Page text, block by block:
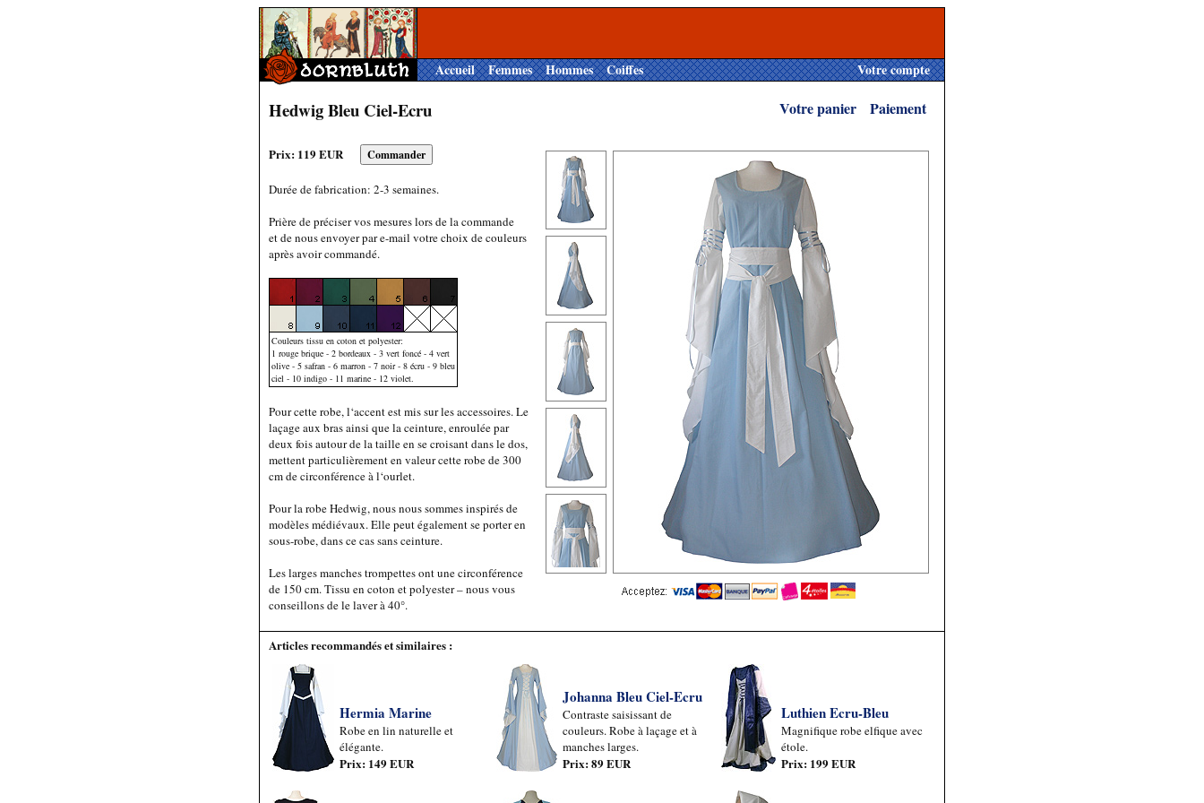
Accueil Femmes Hommes Coiffes Votre compte
Hedwig Bleu Ciel-Ecru Votre panier Paiement
Prix: 119 EUR
Durée de fabrication: 2-3 semaines.
Prière de préciser vos mesures lors de la commande
et de nous envoyer par e-mail votre choix de couleurs
après avoir commandé.
Couleurs tissu en coton et polyester:
1 rouge brique - 2 bordeaux - 3 vert foncé - 4 vert
olive - 5 safran - 6 marron - 7 noir - 8 écru - 9 bleu
ciel - 10 indigo - 11 marine - 12 violet.
Pour cette robe, l‘accent est mis sur les accessoires. Le
laçage aux bras ainsi que la ceinture, enroulée par
deux fois autour de la taille en se croisant dans le dos,
mettent particulièrement en valeur cette robe de 300
cm de circonférence à l‘ourlet.
Pour la robe Hedwig, nous nous sommes inspirés de
modèles médiévaux. Elle peut également se porter en
sous-robe, dans ce cas sans ceinture.
Les larges manches trompettes ont une circonférence
de 150 cm. Tissu en coton et polyester – nous vous
conseillons de le laver à 40°.
Articles recommandés et similaires :
Hermia Marine
Robe en lin naturelle et
élégante.
Prix: 149 EUR
Johanna Bleu Ciel-Ecru
Contraste saisissant de
couleurs. Robe à laçage et à
manches larges.
Prix: 89 EUR
Luthien Ecru-Bleu
Magnifique robe elfique avec
étole.
Prix: 199 EUR